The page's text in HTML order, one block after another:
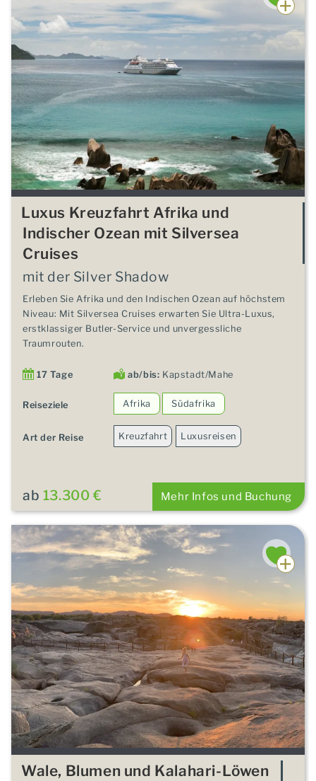
Luxus Kreuzfahrt Afrika und
Indischer Ozean mit Silversea
Cruises
mit der Silver Shadow
Erleben Sie Afrika und den Indischen Ozean auf höchstem
Niveau: Mit Silversea Cruises erwarten Sie Ultra-Luxus,
erstklassiger Butler-Service und unvergessliche
Traumrouten.
17 Tage ab/bis: Kapstadt/Mahe
Reiseziele Afrika Südafrika
Art der Reise Kreuzfahrt Luxusreisen
ab 13.300 € Mehr Infos und Buchung
Wale, Blumen und Kalahari-Löwen